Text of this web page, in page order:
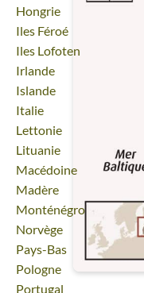
Voyage
Hongrie
Voyage
Iles Féroé
Voyage
Iles Lofoten
Voyage
Irlande
Voyage
Islande
Voyage
Italie
Voyage
Lettonie
Voyage
Lituanie
Voyage
Macédoine
Voyage
Madère
Voyage
Monténégro
Voyage
Norvège
Voyage
Pays-Bas
Voyage
Pologne
Voyage
Portugal